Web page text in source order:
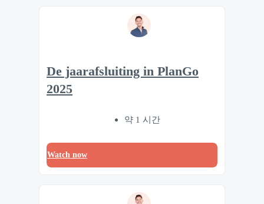
De jaarafsluiting in PlanGo
2025
약 1 시간
Watch now